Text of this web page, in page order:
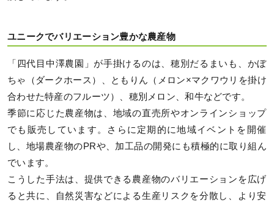
ユニークでバリエーション豊かな農産物
「四代目中澤農園」が手掛けるのは、穂別だるまいも、かぼ
ちゃ（ダークホース）、ともりん（メロン×マクワウリを掛け
合わせた特産のフルーツ）、穂別メロン、和牛などです。
季節に応じた農産物は、地域の直売所やオンラインショップ
でも販売しています。さらに定期的に地域イベントを開催
し、地場農産物のPRや、加工品の開発にも積極的に取り組ん
でいます。
こうした手法は、提供できる農産物のバリエーションを広げ
ると共に、自然災害などによる生産リスクを分散し、より安